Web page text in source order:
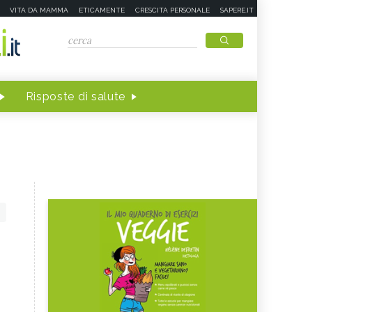
VITA DA MAMMA ETICAMENTE CRESCITA PERSONALE SAPERE.IT
Risposte di salute